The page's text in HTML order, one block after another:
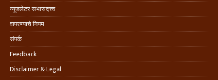
न्यूजलेटर सभासदत्त्व
वापरण्याचे नियम
संपर्क
Feedback
Disclaimer & Legal